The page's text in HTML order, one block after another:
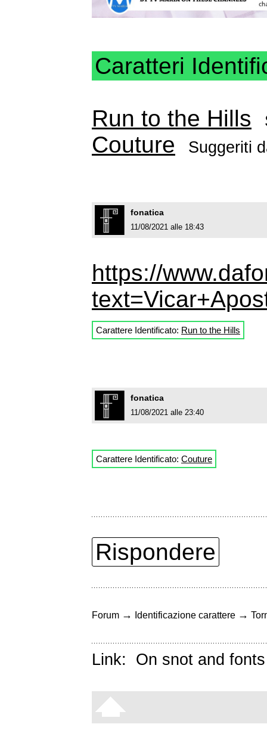
Caratteri
Run to the Hills
Couture Suggeriti
fonatica
11/08/2021 alle 18:43
https://
Carattere Identificato: Run to the Hills
fonatica
11/08/2021 alle 23:40
Carattere Identificato: Couture
Rispondere
Forum → Identificazione carattere →
Link: On snot and fonts